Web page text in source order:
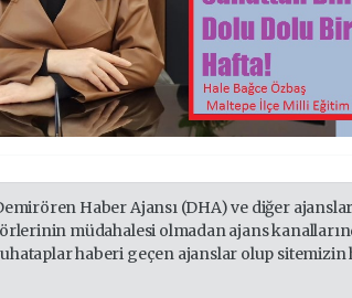
Haber Ajansı (DHA) ve diğer ajanslar
müdahalesi olmadan ajans
haberi geçen ajanslar olup sitemizin